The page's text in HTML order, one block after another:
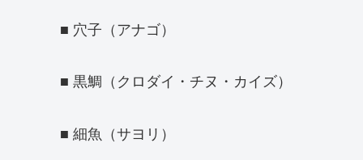
■ 穴子（アナゴ）
■ 黒鯛（クロダイ・チヌ・カイズ）
■ 細魚（サヨリ）